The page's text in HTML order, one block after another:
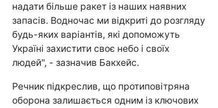
надати більше ракет із наших наявних
запасів. Водночас ми відкриті до розгляду
будь-яких варіантів, які допоможуть
Україні захистити своє небо і своїх
людей", - зазначив Бакхейс.
Речник підкреслив, що протиповітряна
оборона залишається одним із ключових